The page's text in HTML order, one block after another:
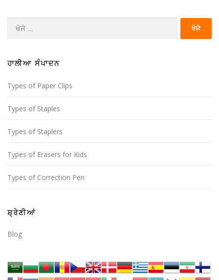
ਖੋਜੋ
ਹਾਲੀਆ ਸੰਪਾਦਨ
Types of Paper Clips
Types of Staples
Types of Staplers
Types of Erasers for Kids
Types of Correction Pen
ਸ਼੍ਰੇਣੀਆਂ
Blog